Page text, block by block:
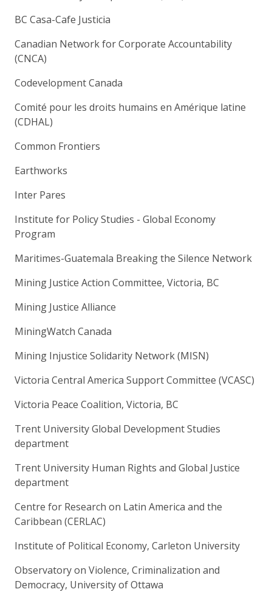
BC Casa-Cafe Justicia
Canadian Network for Corporate Accountability
(CNCA)
Codevelopment Canada
Comité pour les droits humains en Amérique latine
(CDHAL)
Common Frontiers
Earthworks
Inter Pares
Institute for Policy Studies - Global Economy
Program
Maritimes-Guatemala Breaking the Silence Network
Mining Justice Action Committee, Victoria, BC
Mining Justice Alliance
MiningWatch Canada
Mining Injustice Solidarity Network (MISN)
Victoria Central America Support Committee (VCASC)
Victoria Peace Coalition, Victoria, BC
Trent University Global Development Studies
department
Trent University Human Rights and Global Justice
department
Centre for Research on Latin America and the
Caribbean (CERLAC)
Institute of Political Economy, Carleton University
Observatory on Violence, Criminalization and
Democracy, University of Ottawa